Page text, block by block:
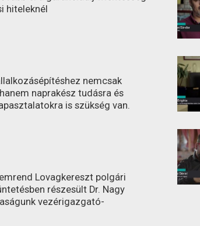
hiteleknél
nemcsak
naprakész tudásra és
is szükség van.
Lovagkereszt polgári
részesült Dr. Nagy
vezérigazgató-